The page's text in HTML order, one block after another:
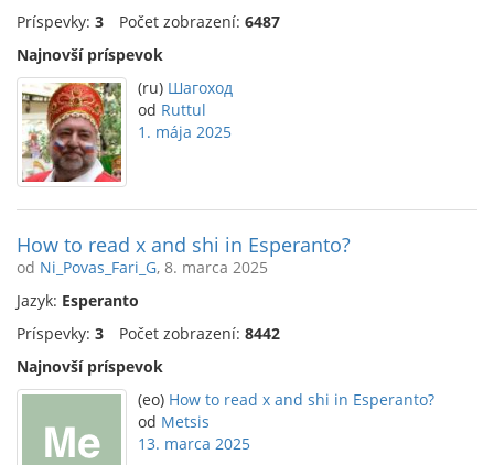
Príspevky: 3 Počet zobrazení: 6487
Najnovší príspevok
(ru) Шагоход
od Ruttul
1. mája 2025
How to read x and shi in Esperanto?
od Ni_Povas_Fari_G, 8. marca 2025
Jazyk: Esperanto
Príspevky: 3 Počet zobrazení: 8442
Najnovší príspevok
(eo) How to read x and shi in Esperanto?
od Metsis
13. marca 2025